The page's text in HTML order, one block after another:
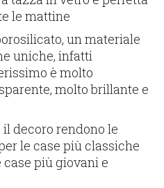
le mattine
un materiale
uniche, infatti
è molto
molto brillante e
decoro rendono le
le case più classiche
più giovani e